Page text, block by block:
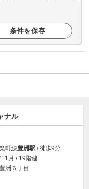
条件を保存
ナル
町線豊洲駅 / 徒歩9分
月 / 19階建
洲６丁目